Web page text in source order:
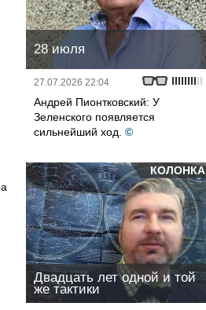
28 июля
27.07.2026 22:04
Андрей Пионтковский: У
Зеленского появляется
сильнейший ход. ©
КОЛОНКА
Двадцать лет одной и той
же тактики